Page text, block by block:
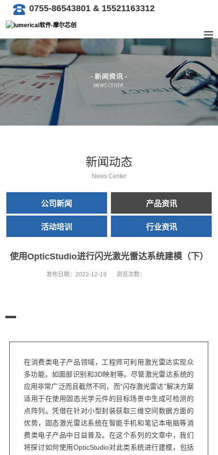
0755-86543801 & 15521163312
新闻动态
News Center
公司新闻 产品资讯
活动培训 行业资讯
使用OpticStudio进行闪光激光雷达系统建模（下）
发布日期： 2022-12-19 浏览次数：
在消费类电子产品领域，工程师可利用激光雷达实现众
多功能，如面部识别和3D映射等。尽管激光雷达系统的
应用非常广泛而且截然不同，而“闪存激光雷达”解决方案
适用于在使用固态光学元件的目标场景中生成可检测的
点阵列。凭借在针对小型封装获取三维空间数据方面的
优势，固态激光雷达系统在智能手机和笔记本电脑等消
费类电子产品中日益普及。在这个系列的文章中，我们
将探讨如何使用OpticStudio对此类系统进行建模，包括